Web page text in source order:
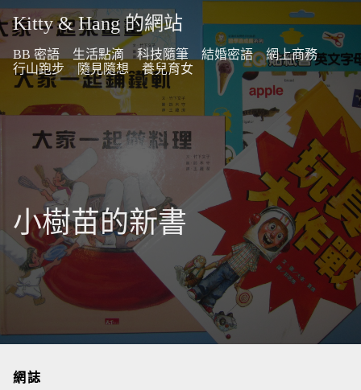
Kitty & Hang 的網站
BB 密語 生活點滴 科技隨筆 結婚密語
網上商務
行山跑步
隨見隨想 養兒育女
小樹苗的新書
網誌